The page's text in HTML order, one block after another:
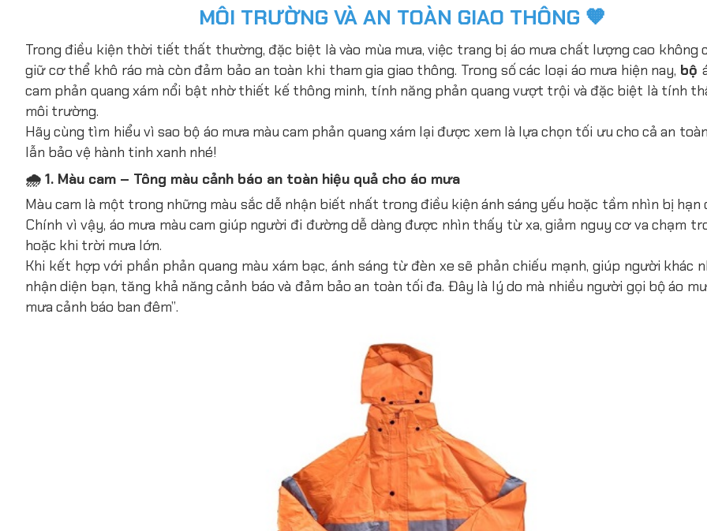
MÔI TRƯỜNG VÀ AN TOÀN GIAO THÔNG 🧡
Trong điều kiện thời tiết thất thường, đặc biệt là vào mùa mưa, việc trang bị áo mưa chất lượng cao không
giữ cơ thể khô ráo mà còn đảm bảo an toàn khi tham gia giao thông. Trong số các loại áo mưa hiện nay, bộ
cam phản quang xám nổi bật nhờ thiết kế thông minh, tính năng phản quang vượt trội và đặc biệt là tính
môi trường.
Hãy cùng tìm hiểu vì sao bộ áo mưa màu cam phản quang xám lại được xem là lựa chọn tối ưu cho cả an
lẫn bảo vệ hành tinh xanh nhé!
🌧️ 1. Màu cam – Tông màu cảnh báo an toàn hiệu quả cho áo mưa
Màu cam là một trong những màu sắc dễ nhận biết nhất trong điều kiện ánh sáng yếu hoặc tầm nhìn bị hạn
Chính vì vậy, áo mưa màu cam giúp người đi đường dễ dàng được nhìn thấy từ xa, giảm nguy cơ va chạm
hoặc khi trời mưa lớn.
Khi kết hợp với phần phản quang màu xám bạc, ánh sáng từ đèn xe sẽ phản chiếu mạnh, giúp người khác
nhận diện bạn, tăng khả năng cảnh báo và đảm bảo an toàn tối đa. Đây là lý do mà nhiều người gọi bộ áo
mưa cảnh báo ban đêm”.